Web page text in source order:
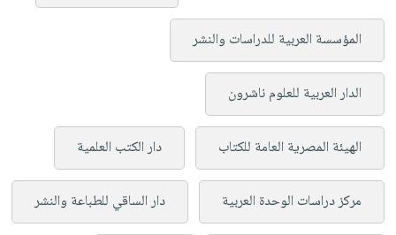
المؤسسة العربية للدراسات والنشر
الدار العربية للعلوم ناشرون
الهيئة المصرية العامة للكتاب دار الكتب العلمية
مركز دراسات الوحدة العربية دار الساقي للطباعة والنشر